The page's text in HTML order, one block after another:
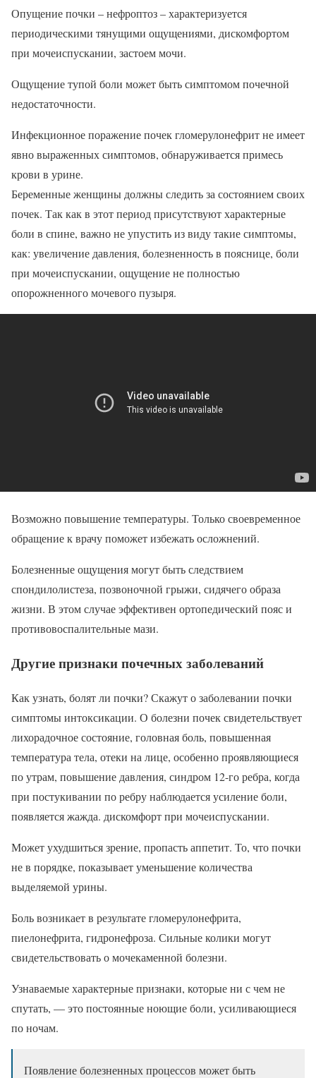
Опущение почки – нефроптоз – характеризуется
периодическими тянущими ощущениями, дискомфортом
при мочеиспускании, застоем мочи.
Ощущение тупой боли может быть симптомом почечной
недостаточности.
Инфекционное поражение почек гломерулонефрит не имеет
явно выраженных симптомов, обнаруживается примесь
крови в урине.
Беременные женщины должны следить за состоянием своих
почек. Так как в этот период присутствуют характерные
боли в спине, важно не упустить из виду такие симптомы,
как: увеличение давления, болезненность в пояснице, боли
при мочеиспускании, ощущение не полностью
опорожненного мочевого пузыря.
Возможно повышение температуры. Только своевременное
обращение к врачу поможет избежать осложнений.
Болезненные ощущения могут быть следствием
спондилолистеза, позвоночной грыжи, сидячего образа
жизни. В этом случае эффективен ортопедический пояс и
противовоспалительные мази.
Другие признаки почечных заболеваний
Как узнать, болят ли почки? Скажут о заболевании почки
симптомы интоксикации. О болезни почек свидетельствует
лихорадочное состояние, головная боль, повышенная
температура тела, отеки на лице, особенно проявляющиеся
по утрам, повышение давления, синдром 12-го ребра, когда
при постукивании по ребру наблюдается усиление боли,
появляется жажда. дискомфорт при мочеиспускании.
Может ухудшиться зрение, пропасть аппетит. То, что почки
не в порядке, показывает уменьшение количества
выделяемой урины.
Боль возникает в результате гломерулонефрита,
пиелонефрита, гидронефроза. Сильные колики могут
свидетельствовать о мочекаменной болезни.
Узнаваемые характерные признаки, которые ни с чем не
спутать, — это постоянные ноющие боли, усиливающиеся
по ночам.
Появление болезненных процессов может быть